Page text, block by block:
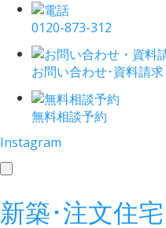
0120-873-312
お問い合わせ･資料請求
無料相談予約
Instagram
toggle
新築･注文住